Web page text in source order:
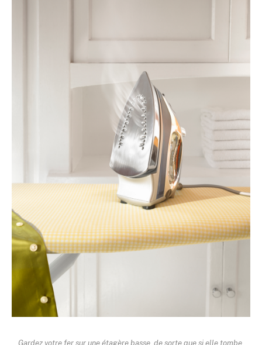
Gardez votre fer sur une étagère basse, de sorte que si elle tombe,